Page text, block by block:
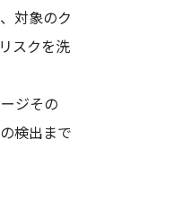
対象のク
スクを洗
ジその
検出まで